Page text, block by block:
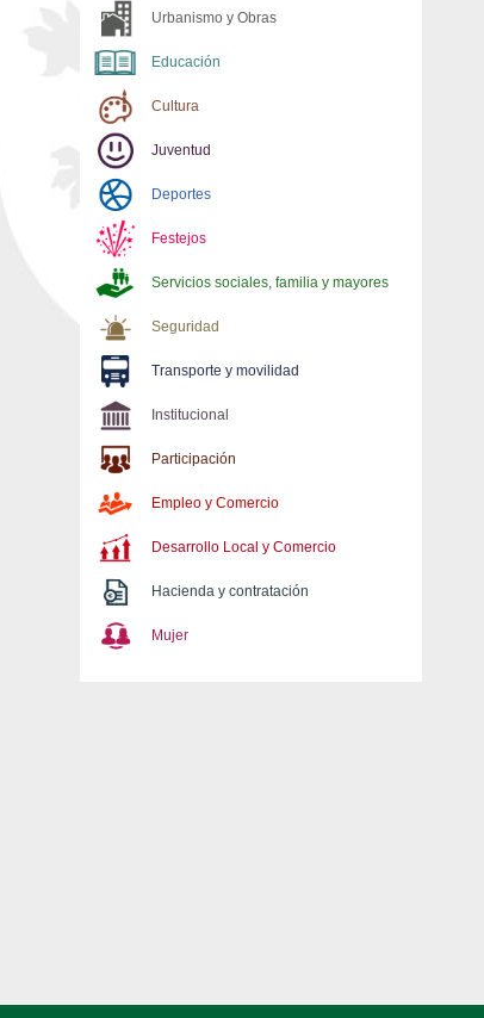
Urbanismo y Obras
Educación
Cultura
Juventud
Deportes
Festejos
Servicios sociales, familia y mayores
Seguridad
Transporte y movilidad
Institucional
Participación
Empleo y Comercio
Desarrollo Local y Comercio
Hacienda y contratación
Mujer